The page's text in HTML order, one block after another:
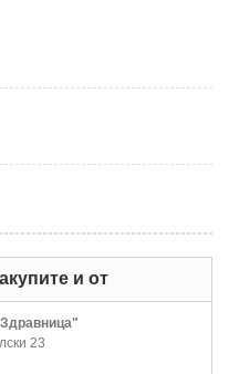
и от
23